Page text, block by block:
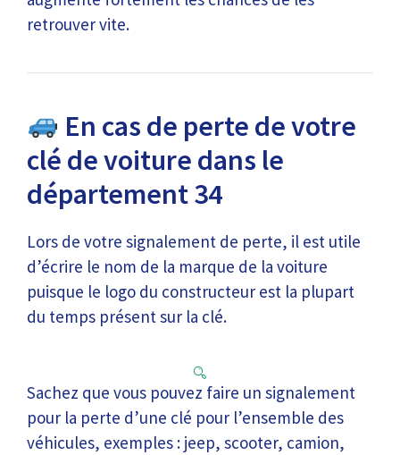
retrouver vite.
En cas de perte de votre
clé de voiture dans le
département 34
Lors de votre signalement de perte, il est utile
d’écrire le nom de la marque de la voiture
puisque le logo du constructeur est la plupart
du temps présent sur la clé.
Sachez que vous pouvez faire un signalement
pour la perte d’une clé pour l’ensemble des
véhicules, exemples : jeep, scooter, camion,